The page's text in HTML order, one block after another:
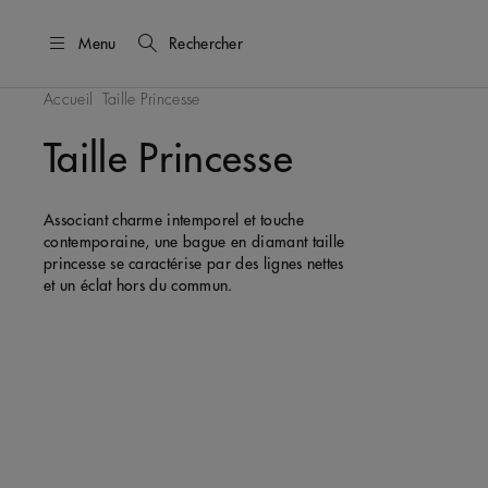
Menu Rechercher
Accueil Taille Princesse
Taille Princesse
Associant charme intemporel et touche
contemporaine, une bague en diamant taille
princesse se caractérise par des lignes nettes
et un éclat hors du commun.